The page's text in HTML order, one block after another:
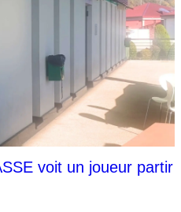
voit un joueur partir